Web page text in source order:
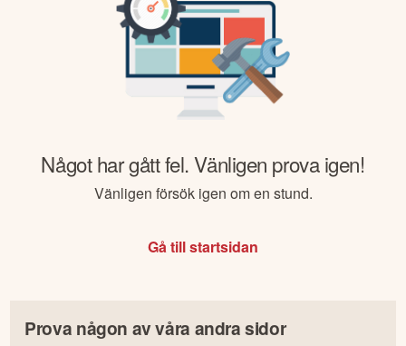
Något har gått fel. Vänligen prova igen!
Vänligen försök igen om en stund.
Gå till startsidan
Prova någon av våra andra sidor